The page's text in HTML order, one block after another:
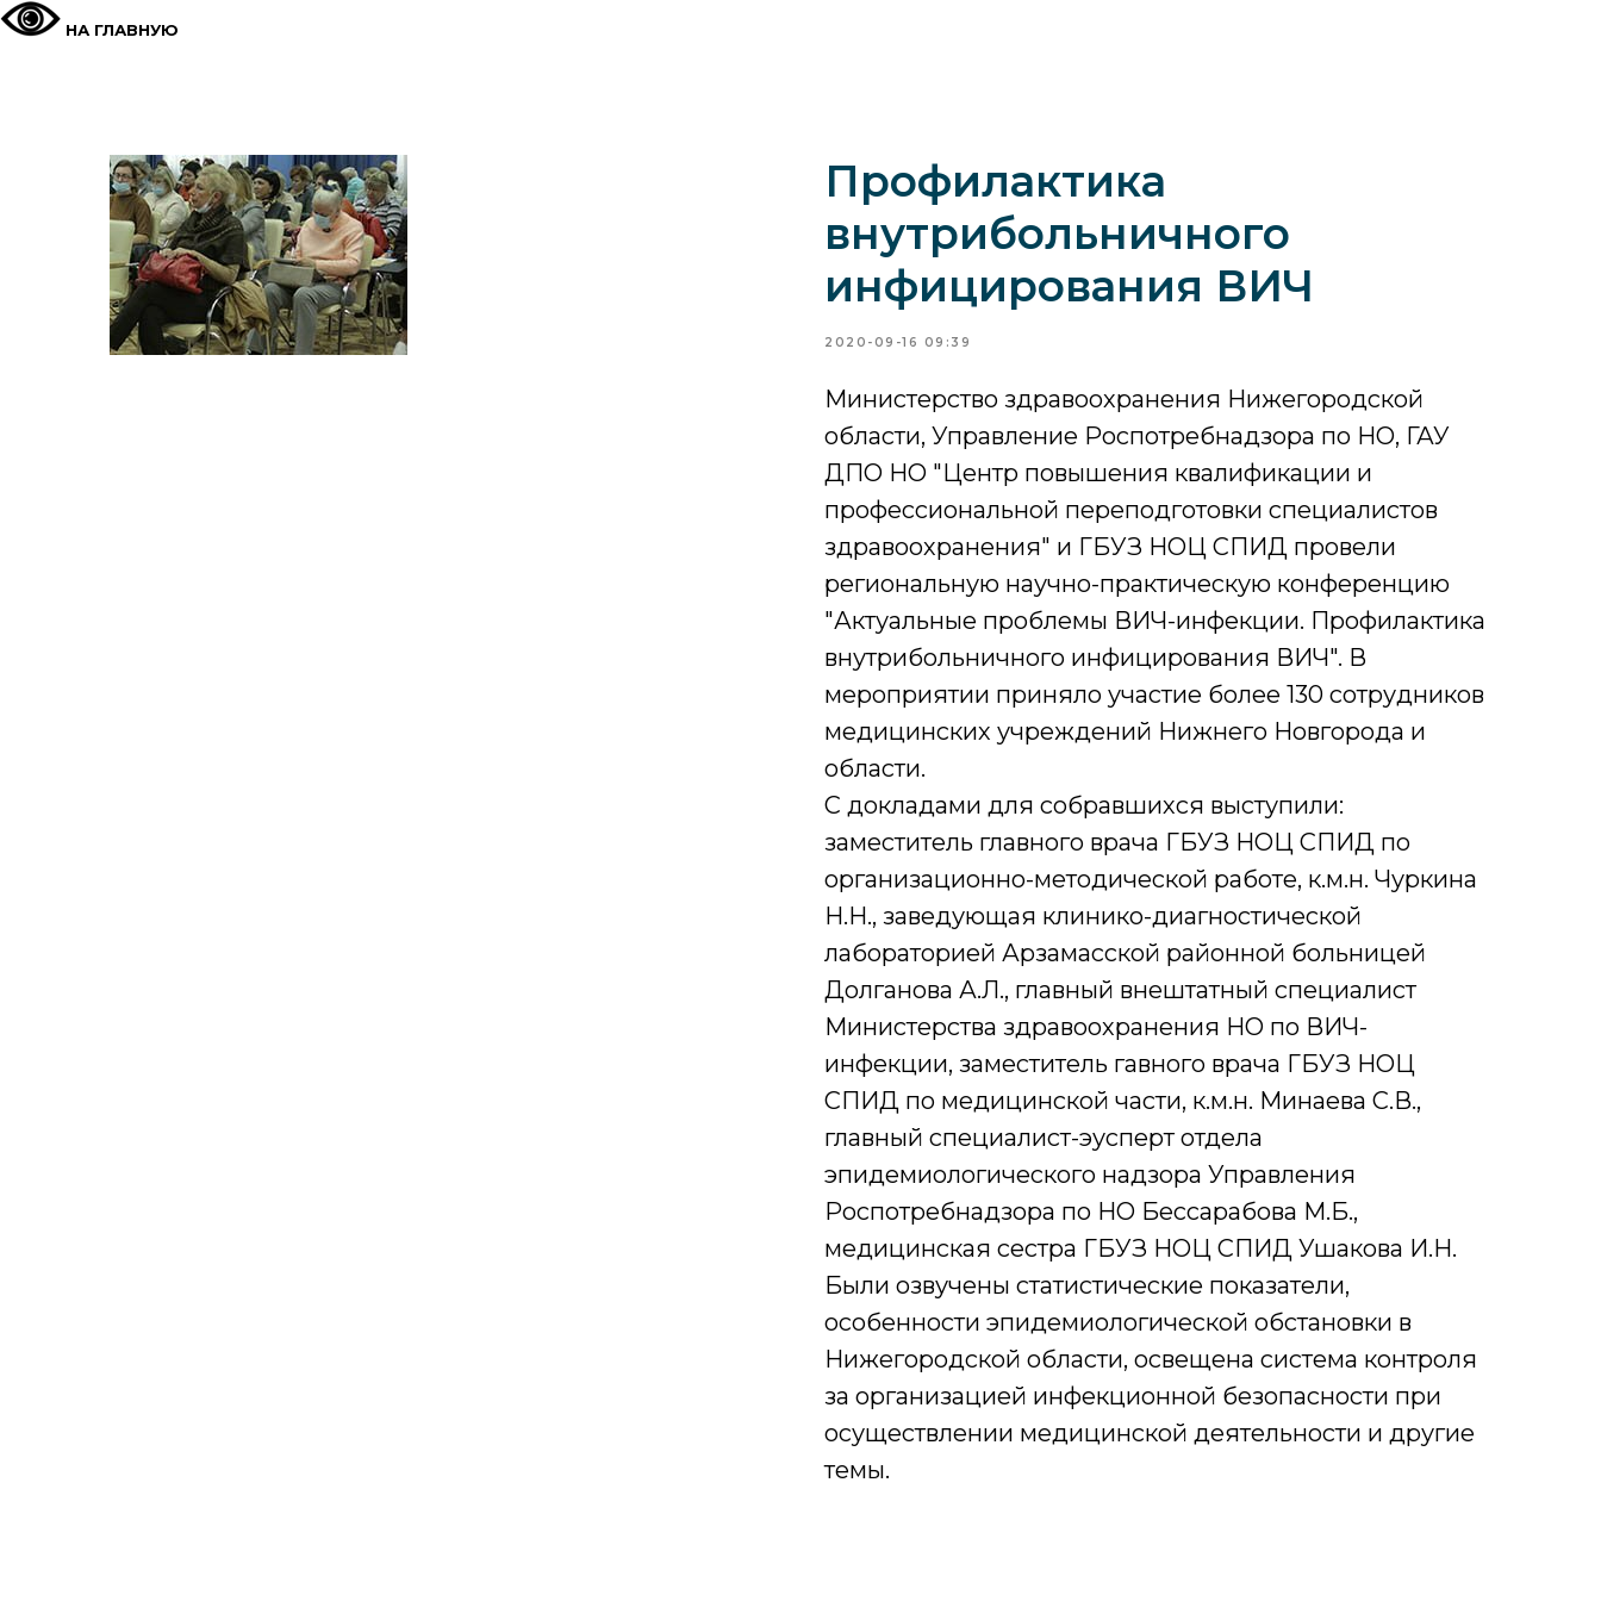
НА ГЛАВНУЮ
Профилактика
внутрибольничного
инфицирования ВИЧ
2020-09-16 09:39
Министерство здравоохранения Нижегородской
области, Управление Роспотребнадзора по НО, ГАУ
ДПО НО "Центр повышения квалификации и
профессиональной переподготовки специалистов
здравоохранения" и ГБУЗ НОЦ СПИД провели
региональную научно-практическую конференцию
"Актуальные проблемы ВИЧ-инфекции. Профилактика
внутрибольничного инфицирования ВИЧ". В
мероприятии приняло участие более 130 сотрудников
медицинских учреждений Нижнего Новгорода и
области.
С докладами для собравшихся выступили:
заместитель главного врача ГБУЗ НОЦ СПИД по
организационно-методической работе, к.м.н. Чуркина
Н.Н., заведующая клинико-диагностической
лабораторией Арзамасской районной больницей
Долганова А.Л., главный внештатный специалист
Министерства здравоохранения НО по ВИЧ-
инфекции, заместитель гавного врача ГБУЗ НОЦ
СПИД по медицинской части, к.м.н. Минаева С.В.,
главный специалист-эусперт отдела
эпидемиологического надзора Управления
Роспотребнадзора по НО Бессарабова М.Б.,
медицинская сестра ГБУЗ НОЦ СПИД Ушакова И.Н.
Были озвучены статистические показатели,
особенности эпидемиологической обстановки в
Нижегородской области, освещена система контроля
за организацией инфекционной безопасности при
осуществлении медицинской деятельности и другие
темы.